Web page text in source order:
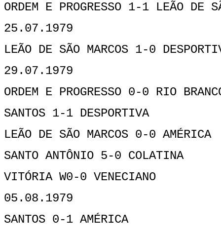
ORDEM E PROGRESSO 1-1 LEÃO DE
25.07.1979
LEÃO DE SÃO MARCOS 1-0
29.07.1979
ORDEM E PROGRESSO 0-0 RIO
SANTOS 1-1 DESPORTIVA
LEÃO DE SÃO MARCOS 0-0 AMÉRICA
SANTO ANTÔNIO 5-0 COLATINA
VITÓRIA W0-0 VENECIANO
05.08.1979
SANTOS 0-1 AMÉRICA